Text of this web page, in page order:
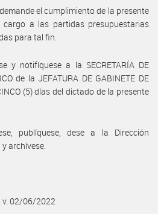
el cumplimiento de la presente
a las partidas presupuestarias
para tal fin.
y notifíquese a la SECRETARÍA DE
de la JEFATURA DE GABINETE DE
(5) días del dictado de la presente
publíquese, dese a la Dirección
archívese.
v. 02/06/2022